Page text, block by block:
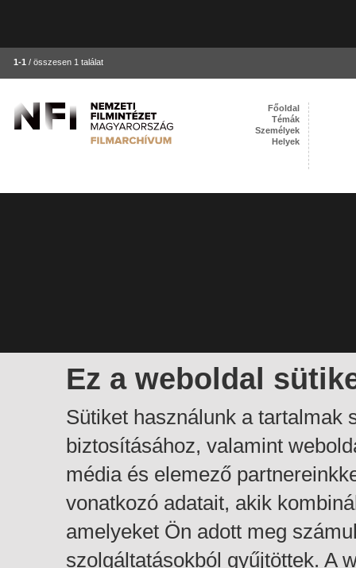
1-1 / összesen 1 találat
Ez a weboldal
Sütiket használunk a tartalmak
biztosításához, valamint
média és elemező
vonatkozó adatait, akik
amelyeket Ön adott meg
szolgáltatásokból gyűjtöttek. A
Főoldal
Témák
Személyek
Helyek